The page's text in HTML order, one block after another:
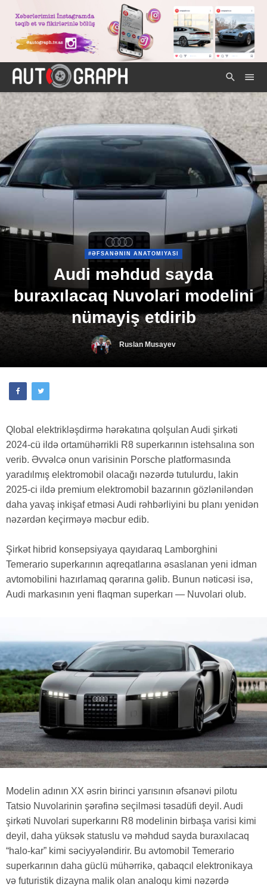
#ƏFSANƏNIN ANATOMIYASI
Audi məhdud sayda
buraxılacaq Nuvolari modelini
nümayiş etdirib
Ruslan Musayev
Qlobal elektrikləşdirmə hərəkatına qolşulan Audi şirkəti
2024-cü ildə ortamühərrikli R8 superkarının istehsalına son
verib. Əvvəlcə onun varisinin Porsche platformasında
yaradılmış elektromobil olacağı nəzərdə tutulurdu, lakin
2025-ci ildə premium elektromobil bazarının gözləniləndən
daha yavaş inkişaf etməsi Audi rəhbərliyini bu planı yenidən
nəzərdən keçirməyə məcbur edib.
Şirkət hibrid konsepsiyaya qayıdaraq Lamborghini
Temerario superkarının aqreqatlarına əsaslanan yeni idman
avtomobilini hazırlamaq qərarına gəlib. Bunun nəticəsi isə,
Audi markasının yeni flaqman superkarı — Nuvolari olub.
Modelin adının XX əsrin birinci yarısının əfsanəvi pilotu
Tatsio Nuvolarinin şərəfinə seçilməsi təsadüfi deyil. Audi
şirkəti Nuvolari superkarını R8 modelinin birbaşa varisi kimi
deyil, daha yüksək statuslu və məhdud sayda buraxılacaq
“halo-kar” kimi səciyyələndirir. Bu avtomobil Temerario
superkarının daha güclü mühərrikə, qabaqcıl elektronikaya
və futuristik dizayna malik olan analoqu kimi nəzərdə